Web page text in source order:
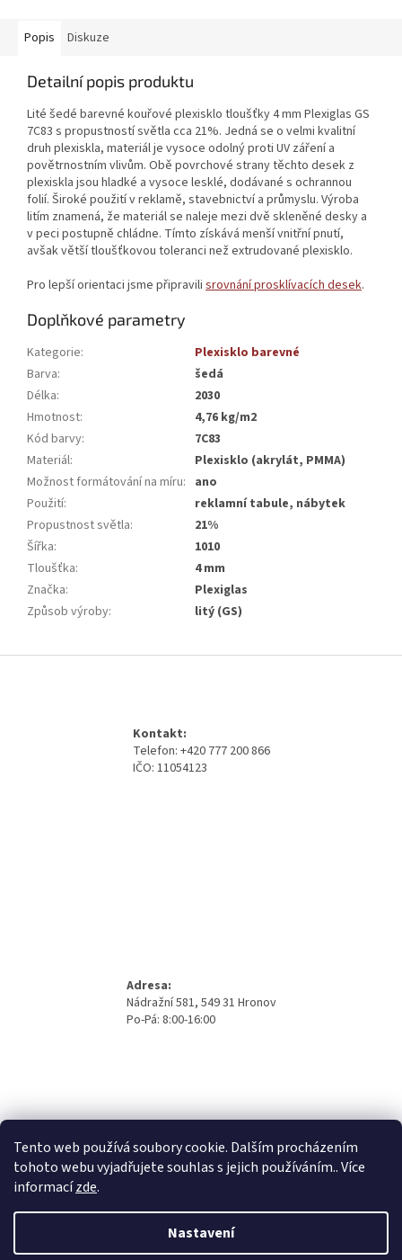
Tento web používá soubory cookie. Dalším procházením
tohoto webu vyjadřujete souhlas s jejich používáním.. Více
informacízde.
Nastavení
Popis Diskuze
Detailní popis produktu
Lité šedé barevné kouřové plexisklo tloušťky 4 mm Plexiglas GS
7C83 s propustností světla cca 21%. Jedná se o velmi kvalitní
druh plexiskla, materiál je vysoce odolný proti UV záření a
povětrnostním vlivům. Obě povrchové strany těchto desek z
plexiskla jsou hladké a vysoce lesklé, dodávané s ochrannou
folií. Široké použití v reklamě, stavebnictví a průmyslu. Výroba
litím znamená, že materiál se naleje mezi dvě skleněné desky a
v peci postupně chládne. Tímto získává menší vnitřní pnutí,
avšak větší tloušťkovou toleranci než extrudované plexisklo.
Pro lepší orientaci jsme připravili srovnání prosklívacích desek.
Doplňkové parametry
Kategorie:
Plexisklo barevné
Barva:
šedá
Délka:
2030
Hmotnost:
4,76 kg/m2
Kód barvy:
7C83
Materiál:
Plexisklo (akrylát, PMMA)
Možnost formátování na míru: ano
Použití:
reklamní tabule, nábytek
Propustnost světla:
21%
Šířka:
1010
Tloušťka:
4 mm
Značka:
Plexiglas
Způsob výroby: litý (GS)
Kontakt:
Telefon: +420 777 200 866
IČO: 11054123
Adresa:
Nádražní 581, 549 31 Hronov
Po-Pá: 8:00-16:00
Vytvořil Shoptet